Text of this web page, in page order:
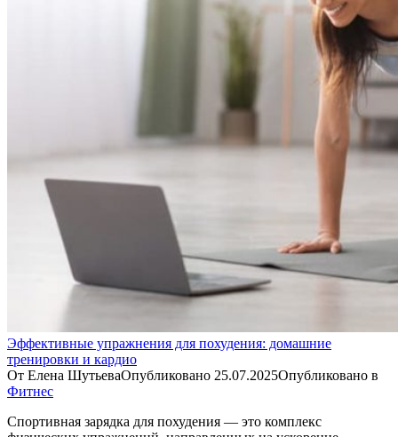
Эффективные упражнения для похудения: домашние
тренировки и кардио
От Елена ШутьеваОпубликовано 25.07.2025Опубликовано в
Фитнес
Спортивная зарядка для похудения — это комплекс